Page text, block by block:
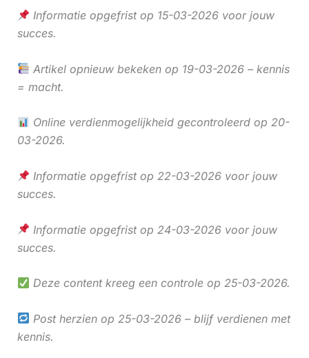
Informatie opgefrist op 15-03-2026 voor jouw
succes.
Artikel opnieuw bekeken op 19-03-2026 – kennis
= macht.
Online verdienmogelijkheid gecontroleerd op 20-
03-2026.
Informatie opgefrist op 22-03-2026 voor jouw
succes.
Informatie opgefrist op 24-03-2026 voor jouw
succes.
Deze content kreeg een controle op 25-03-2026.
Post herzien op 25-03-2026 – blijf verdienen met
kennis.